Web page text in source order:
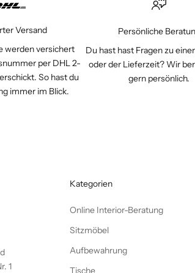
Versand
werden versichert
per DHL 2-
So hast du
immer im Blick.
Persönliche
Du hast hast Fragen zu
oder der Lieferzeit? Wir
gern persönlich.
1
Kategorien
Online Interior-Beratung
Sitzmöbel
Aufbewahrung
Tische